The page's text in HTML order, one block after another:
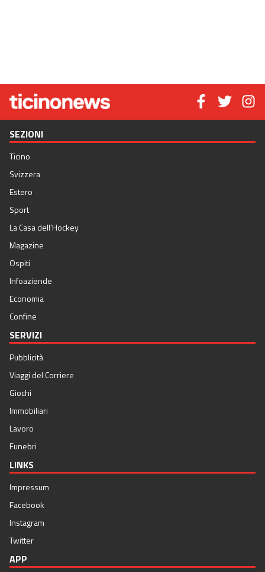
SEZIONI
Ticino
Svizzera
Estero
Sport
La Casa dell'Hockey
Magazine
Ospiti
Infoaziende
Economia
Confine
SERVIZI
Pubblicità
Viaggi del Corriere
Giochi
Immobiliari
Lavoro
Funebri
LINKS
Impressum
Facebook
Instagram
Twitter
APP